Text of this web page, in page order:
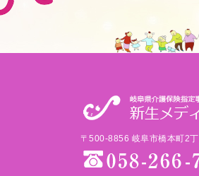
〒500-8856 岐阜市橋本町2